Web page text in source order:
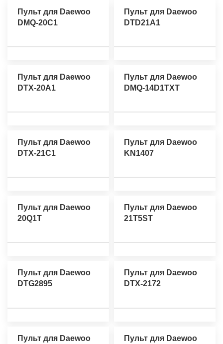
Пульт для Daewoo
DMQ-20C1
Пульт для Daewoo
DTD21A1
Пульт для Daewoo
DTX-20A1
Пульт для Daewoo
DMQ-14D1TXT
Пульт для Daewoo
DTX-21C1
Пульт для Daewoo
KN1407
Пульт для Daewoo
20Q1T
Пульт для Daewoo
21T5ST
Пульт для Daewoo
DTG2895
Пульт для Daewoo
DTX-2172
Пульт для Daewoo
Пульт для Daewoo